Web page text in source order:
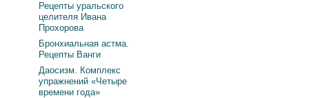
Рецепты уральского
целителя Ивана
Прохорова
Бронхиальная астма.
Рецепты Ванги
Даосизм. Комплекс
упражнений «Четыре
времени года»